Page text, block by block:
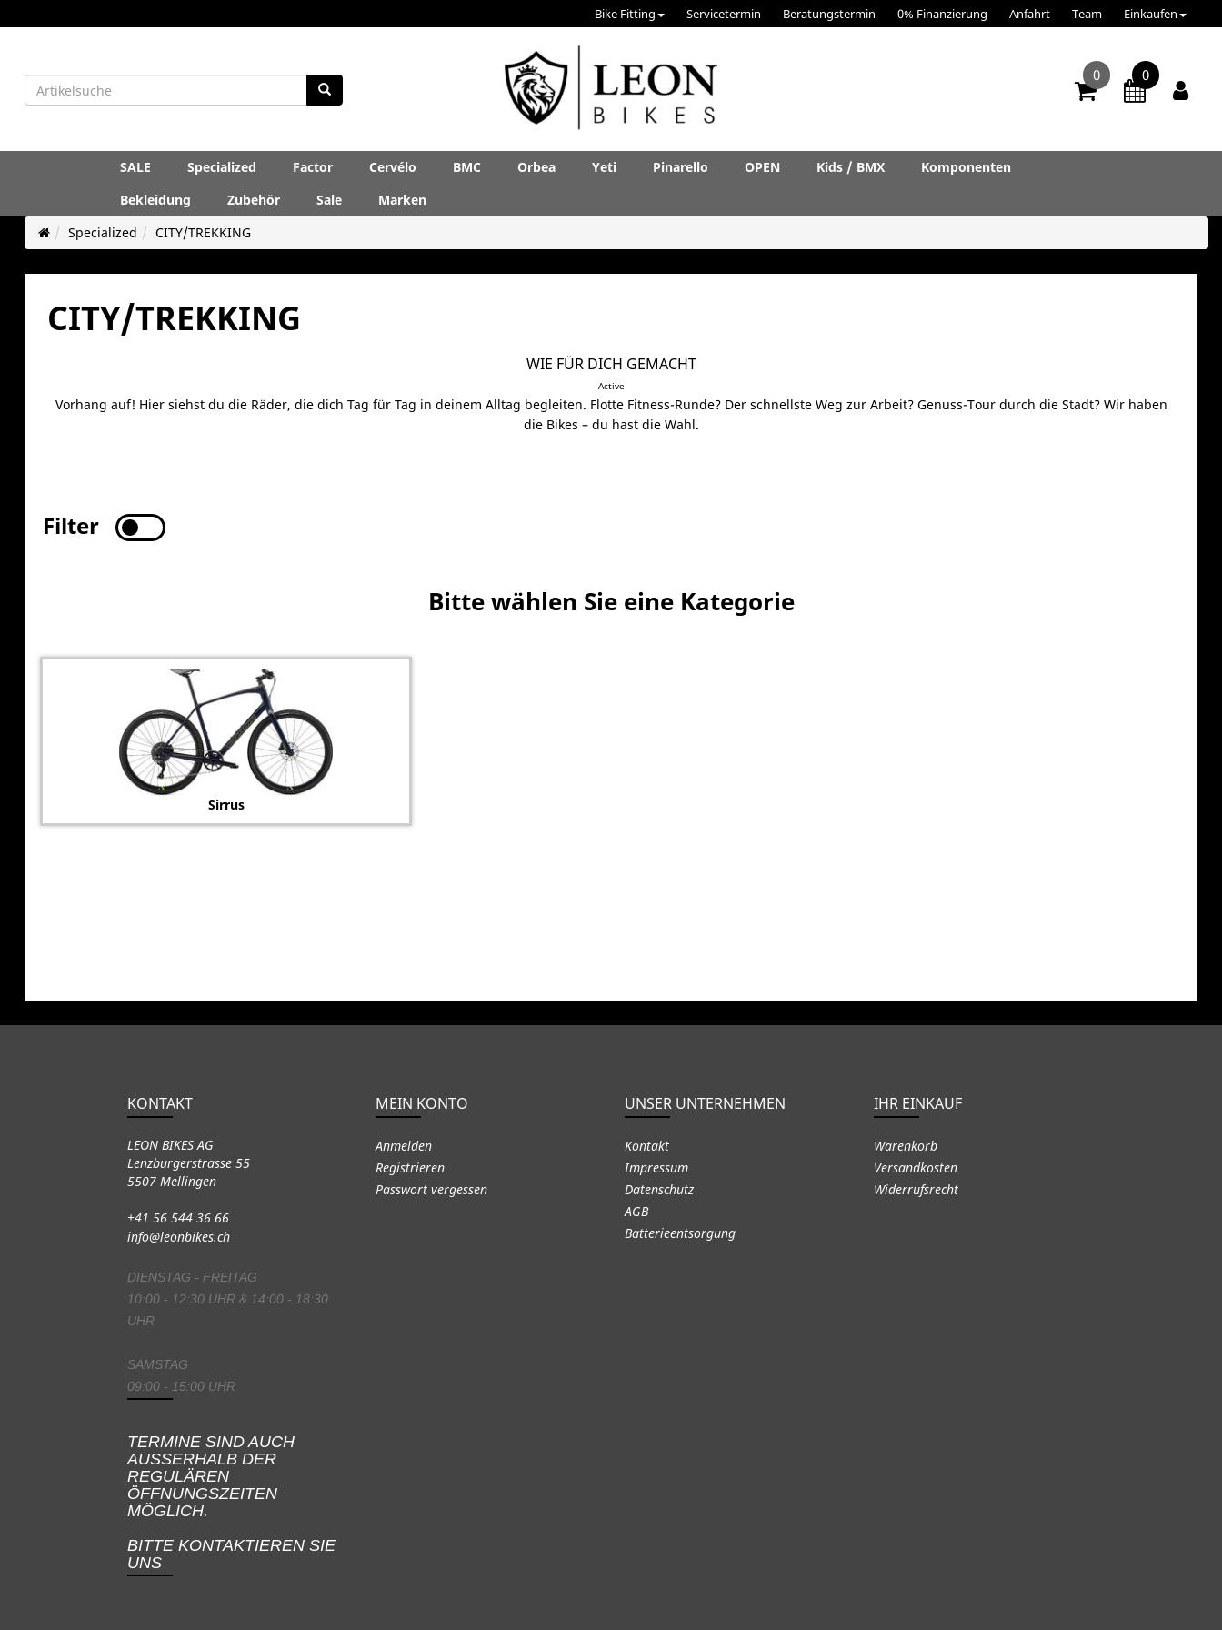
Bike Fitting Servicetermin Beratungstermin 0% Finanzierung Anfahrt Team Einkaufen
0 0
SALE Specialized Factor Cervélo BMC Orbea Yeti Pinarello OPEN Kids / BMX
Komponenten
Bekleidung
Zubehör Sale
Marken
Specialized
CITY/TREKKING
CITY/TREKKING
WIE FÜR DICH GEMACHT
Active
Vorhang auf! Hier siehst du die Räder, die dich Tag für Tag in deinem Alltag begleiten. Flotte Fitness-Runde? Der schnellste Weg zur Arbeit? Genuss-Tour durch die Stadt? Wir haben
die Bikes – du hast die Wahl.
Filter
Bitte wählen Sie eine Kategorie
Sirrus
KONTAKT
LEON BIKES AG
Lenzburgerstrasse 55
5507 Mellingen
+41 56 544 36 66
info@leonbikes.ch
DIENSTAG - FREITAG
10:00 - 12:30 UHR & 14:00 - 18:30
UHR
SAMSTAG
09:00 - 15:00 UHR
TERMINE SIND AUCH
AUSSERHALB DER
REGULÄREN
ÖFFNUNGSZEITEN
MÖGLICH.
BITTE KONTAKTIEREN SIE
UNS
MEIN KONTO
Anmelden
Registrieren
Passwort vergessen
UNSER UNTERNEHMEN
Kontakt
Impressum
Datenschutz
AGB
Batterieentsorgung
IHR EINKAUF
Warenkorb
Versandkosten
Widerrufsrecht